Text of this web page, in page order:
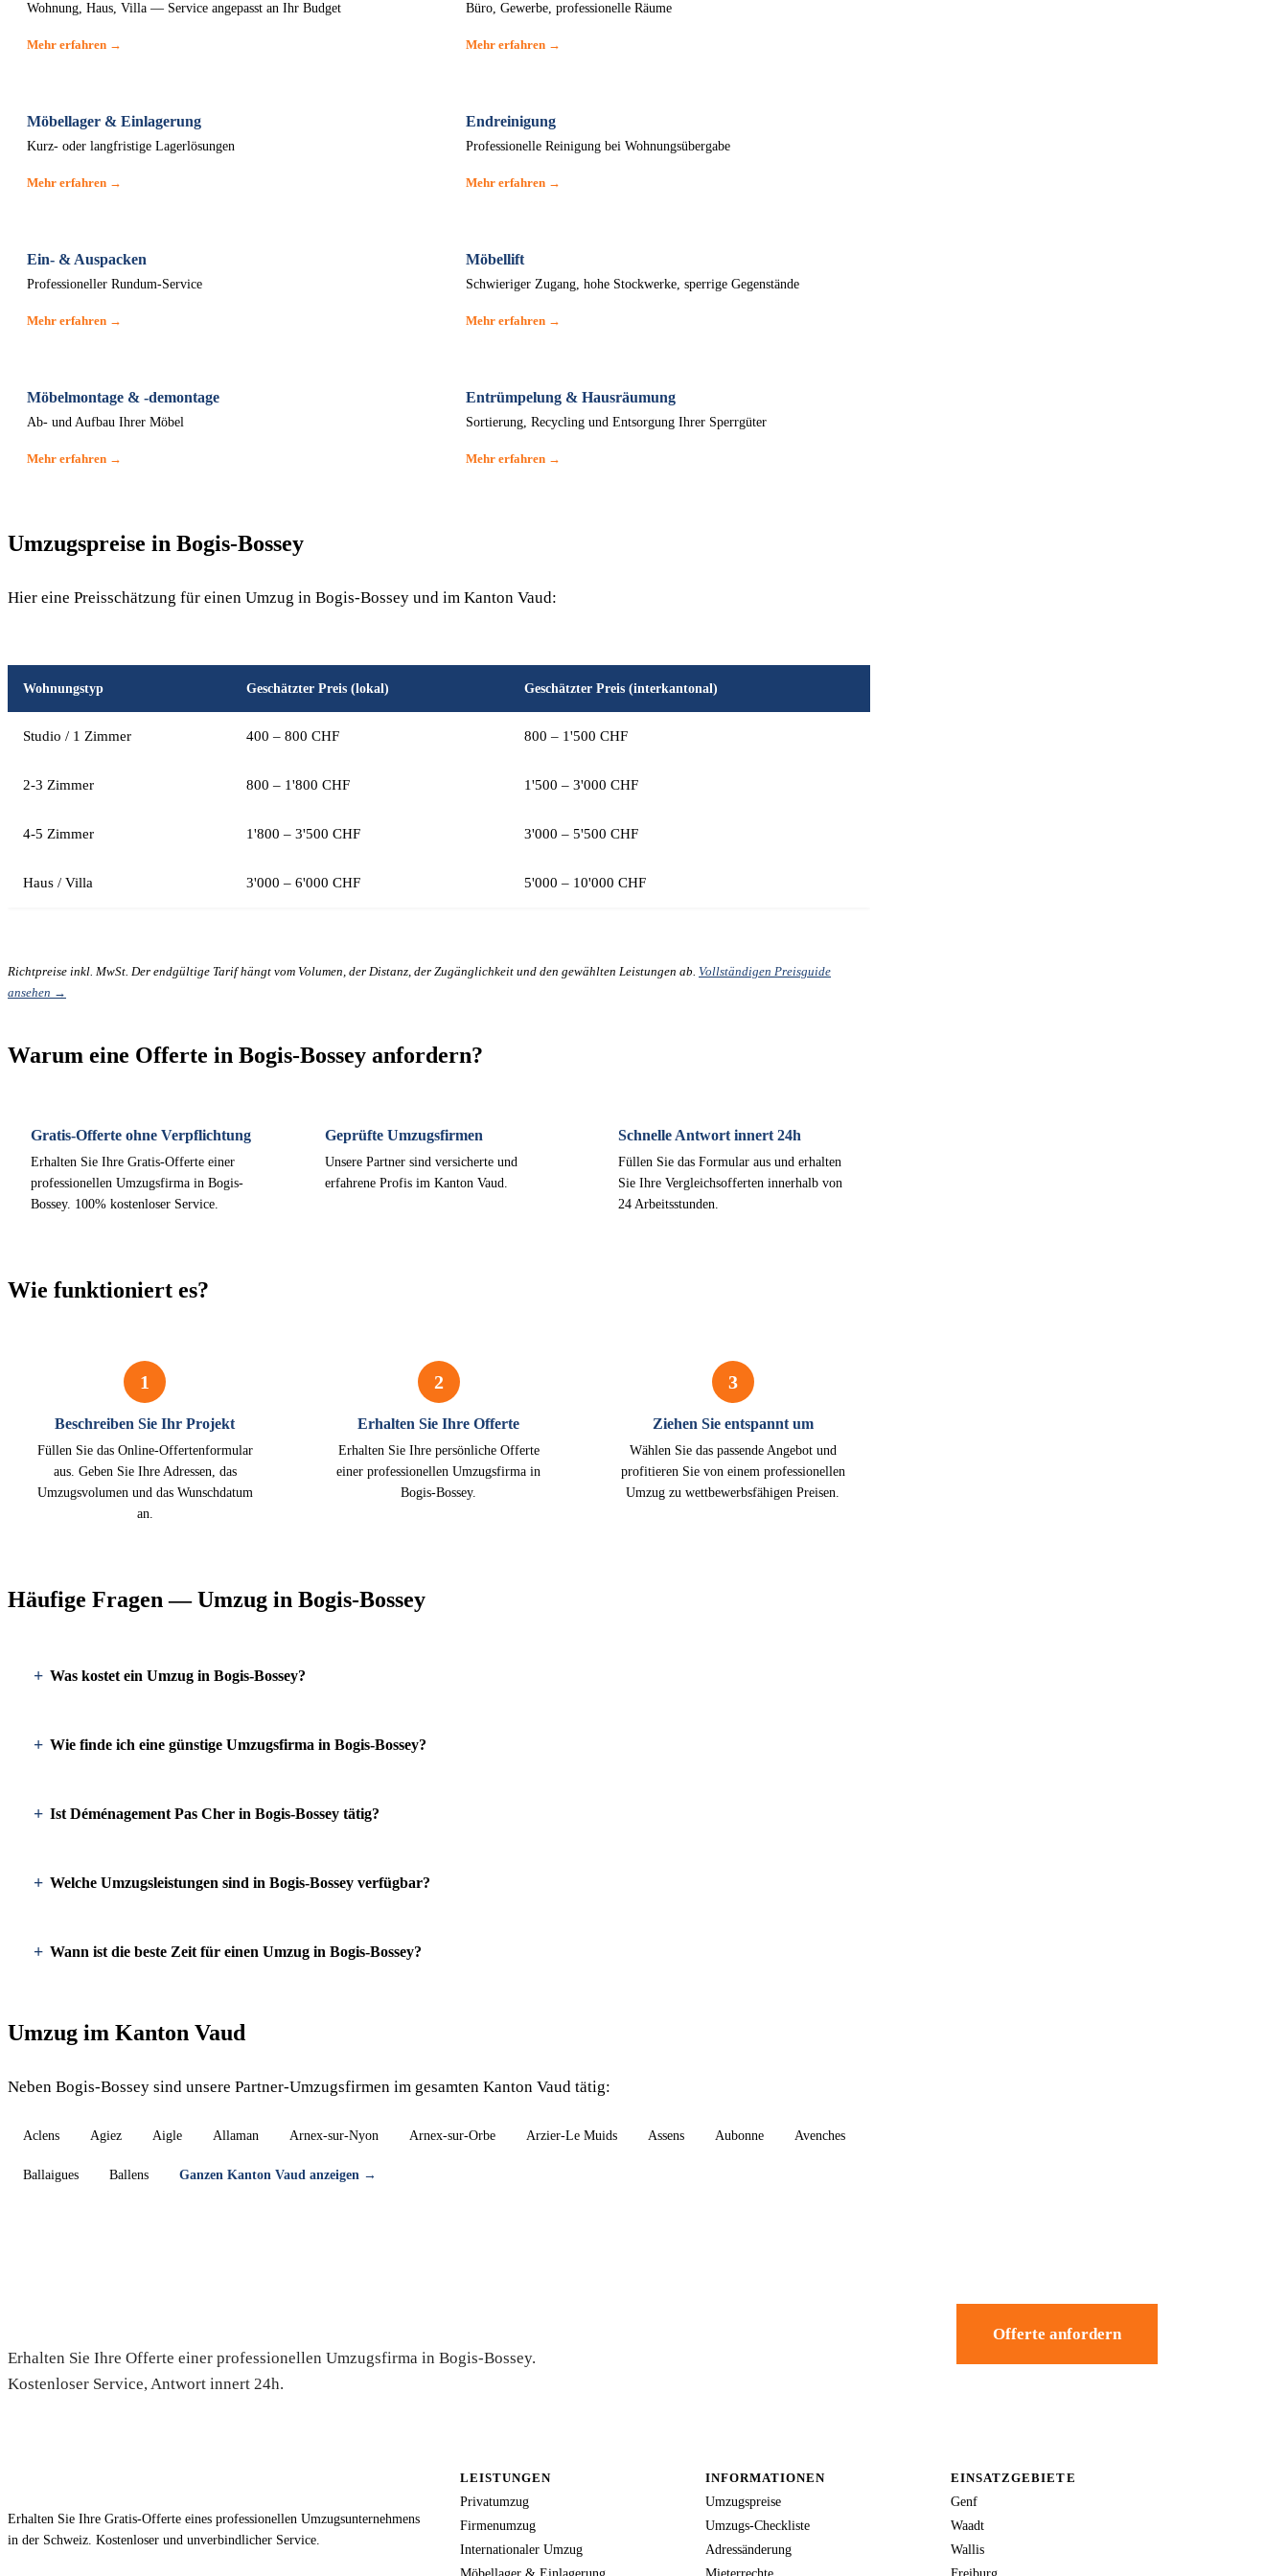
Wohnung, Haus, Villa — Service angepasst an Ihr Budget
Mehr erfahren →
Büro, Gewerbe, professionelle Räume
Mehr erfahren →
Möbellager & Einlagerung
Kurz- oder langfristige Lagerlösungen
Mehr erfahren →
Endreinigung
Professionelle Reinigung bei Wohnungsübergabe
Mehr erfahren →
Ein- & Auspacken
Professioneller Rundum-Service
Mehr erfahren →
Möbellift
Schwieriger Zugang, hohe Stockwerke, sperrige Gegenstände
Mehr erfahren →
Möbelmontage & -demontage
Ab- und Aufbau Ihrer Möbel
Mehr erfahren →
Entrümpelung & Hausräumung
Sortierung, Recycling und Entsorgung Ihrer Sperrgüter
Mehr erfahren →
Umzugspreise in Bogis-Bossey
Hier eine Preisschätzung für einen Umzug in Bogis-Bossey und im Kanton Vaud:
Wohnungstyp Geschätzter Preis (lokal) Geschätzter Preis (interkantonal)
Studio / 1 Zimmer 400 – 800 CHF 800 – 1'500 CHF
2-3 Zimmer 800 – 1'800 CHF 1'500 – 3'000 CHF
4-5 Zimmer 1'800 – 3'500 CHF 3'000 – 5'500 CHF
Haus / Villa 3'000 – 6'000 CHF 5'000 – 10'000 CHF
Richtpreise inkl. MwSt. Der endgültige Tarif hängt vom Volumen, der Distanz, der Zugänglichkeit und den gewählten Leistungen ab. Vollständigen Preisguide
ansehen →
Warum eine Offerte in Bogis-Bossey anfordern?
Gratis-Offerte ohne Verpflichtung
Erhalten Sie Ihre Gratis-Offerte einer
professionellen Umzugsfirma in Bogis-
Bossey. 100% kostenloser Service.
Geprüfte Umzugsfirmen
Unsere Partner sind versicherte und
erfahrene Profis im Kanton Vaud.
Schnelle Antwort innert 24h
Füllen Sie das Formular aus und erhalten
Sie Ihre Vergleichsofferten innerhalb von
24 Arbeitsstunden.
Wie funktioniert es?
1
Beschreiben Sie Ihr Projekt
Füllen Sie das Online-Offertenformular
aus. Geben Sie Ihre Adressen, das
Umzugsvolumen und das Wunschdatum
an.
2
Erhalten Sie Ihre Offerte
Erhalten Sie Ihre persönliche Offerte
einer professionellen Umzugsfirma in
Bogis-Bossey.
3
Ziehen Sie entspannt um
Wählen Sie das passende Angebot und
profitieren Sie von einem professionellen
Umzug zu wettbewerbsfähigen Preisen.
Häufige Fragen — Umzug in Bogis-Bossey
Was kostet ein Umzug in Bogis-Bossey?
Wie finde ich eine günstige Umzugsfirma in Bogis-Bossey?
Ist Déménagement Pas Cher in Bogis-Bossey tätig?
Welche Umzugsleistungen sind in Bogis-Bossey verfügbar?
Wann ist die beste Zeit für einen Umzug in Bogis-Bossey?
Umzug im Kanton Vaud
Neben Bogis-Bossey sind unsere Partner-Umzugsfirmen im gesamten Kanton Vaud tätig:
Aclens Agiez Aigle Allaman Arnex-sur-Nyon Arnex-sur-Orbe Arzier-Le Muids Assens Aubonne Avenches
Ballaigues Ballens Ganzen Kanton Vaud anzeigen →
Erhalten Sie Ihre Offerte einer professionellen Umzugsfirma in Bogis-Bossey.
Kostenloser Service, Antwort innert 24h.
Offerte anfordern
Erhalten Sie Ihre Gratis-Offerte eines professionellen Umzugsunternehmens
in der Schweiz. Kostenloser und unverbindlicher Service.
LEISTUNGEN
Privatumzug
Firmenumzug
Internationaler Umzug
Möbellager & Einlagerung
INFORMATIONEN
Umzugspreise
Umzugs-Checkliste
Adressänderung
Mieterrechte
EINSATZGEBIETE
Genf
Waadt
Wallis
Freiburg